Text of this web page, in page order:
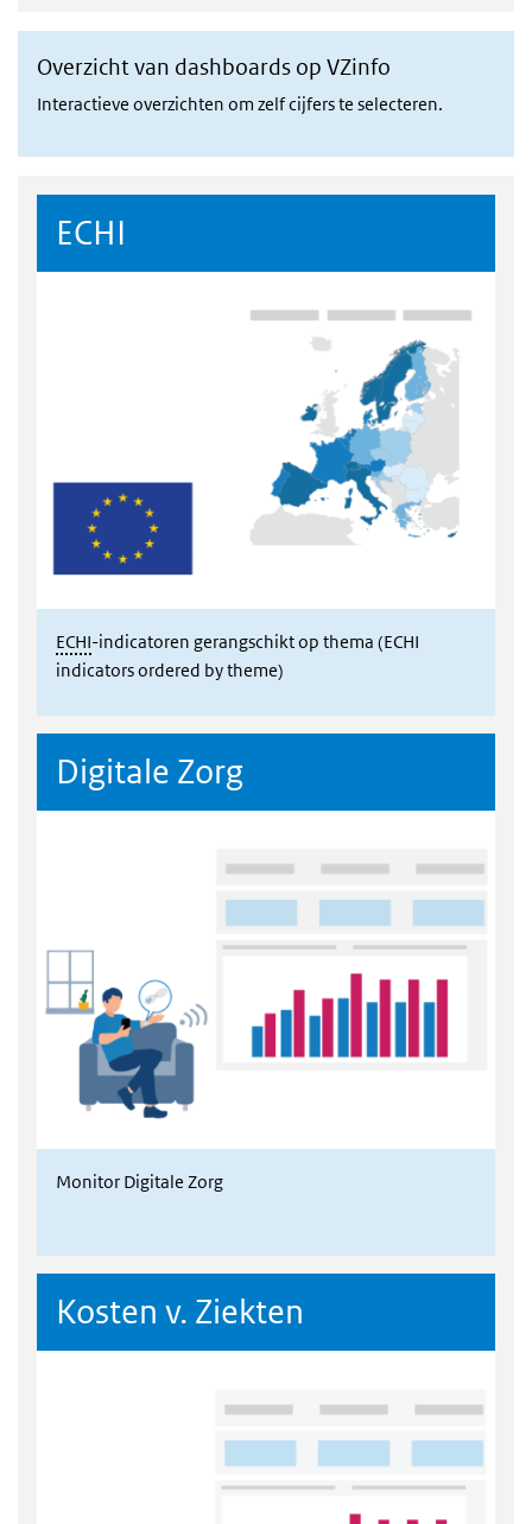
Overzicht van dashboards op VZinfo
Interactieve overzichten om zelf cijfers te selecteren.
ECHI
ECHI-indicatoren gerangschikt op thema (ECHI
indicators ordered by theme)
Digitale Zorg
Monitor Digitale Zorg
Kosten v. Ziekten